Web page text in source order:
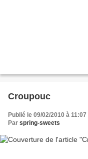
Croupouc
Publié le 09/02/2010 à 11:07
Par spring-sweets